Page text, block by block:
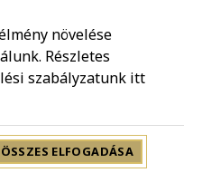
A01 ( SM-A015F)
XIAOMI REDMI K20 PRO
HUAWEI NOVA 4
II
növelése
Részletes
szabályzatunk itt
ELFOGADÁSA